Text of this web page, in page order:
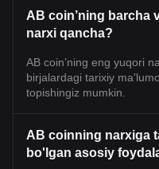
AB coin’ning barcha
narxi qancha?
AB coin’ning eng yuqori
birjalardagi tarixiy
topishingiz mumkin.
AB coinning narxiga
bo'lgan asosiy